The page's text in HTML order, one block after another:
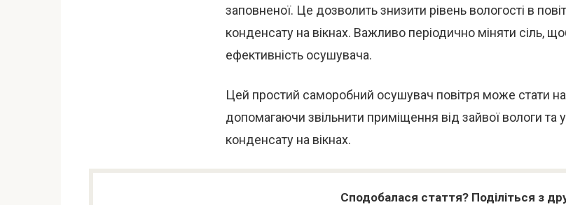
заповненої. Це дозволить знизити рівень вологості в
конденсату на вікнах. Важливо періодично міняти сіль,
ефективність осушувача.
Цей простий саморобний осушувач повітря може стати
допомагаючи звільнити приміщення від зайвої вологи та
конденсату на вікнах.
Сподобалася стаття? Поділіться з